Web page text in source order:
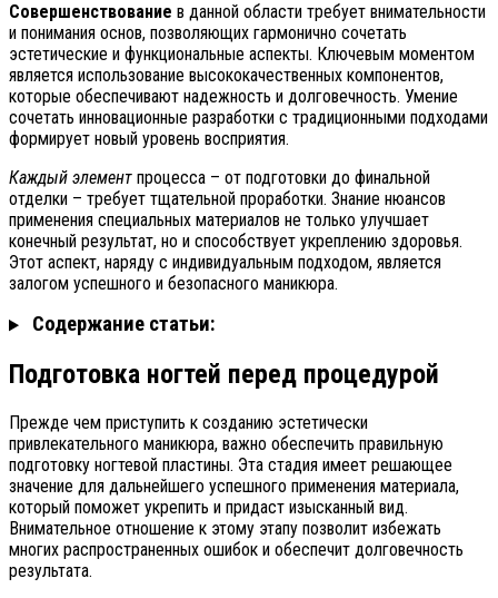
Совершенствование в данной области требует внимательности
и понимания основ, позволяющих гармонично сочетать
эстетические и функциональные аспекты. Ключевым моментом
является использование высококачественных компонентов,
которые обеспечивают надежность и долговечность. Умение
сочетать инновационные разработки с традиционными подходами
формирует новый уровень восприятия.
Каждый элемент процесса – от подготовки до финальной
отделки – требует тщательной проработки. Знание нюансов
применения специальных материалов не только улучшает
конечный результат, но и способствует укреплению здоровья.
Этот аспект, наряду с индивидуальным подходом, является
залогом успешного и безопасного маникюра.
Содержание статьи:
Подготовка ногтей перед процедурой
Прежде чем приступить к созданию эстетически
привлекательного маникюра, важно обеспечить правильную
подготовку ногтевой пластины. Эта стадия имеет решающее
значение для дальнейшего успешного применения материала,
который поможет укрепить и придаст изысканный вид.
Внимательное отношение к этому этапу позволит избежать
многих распространенных ошибок и обеспечит долговечность
результата.